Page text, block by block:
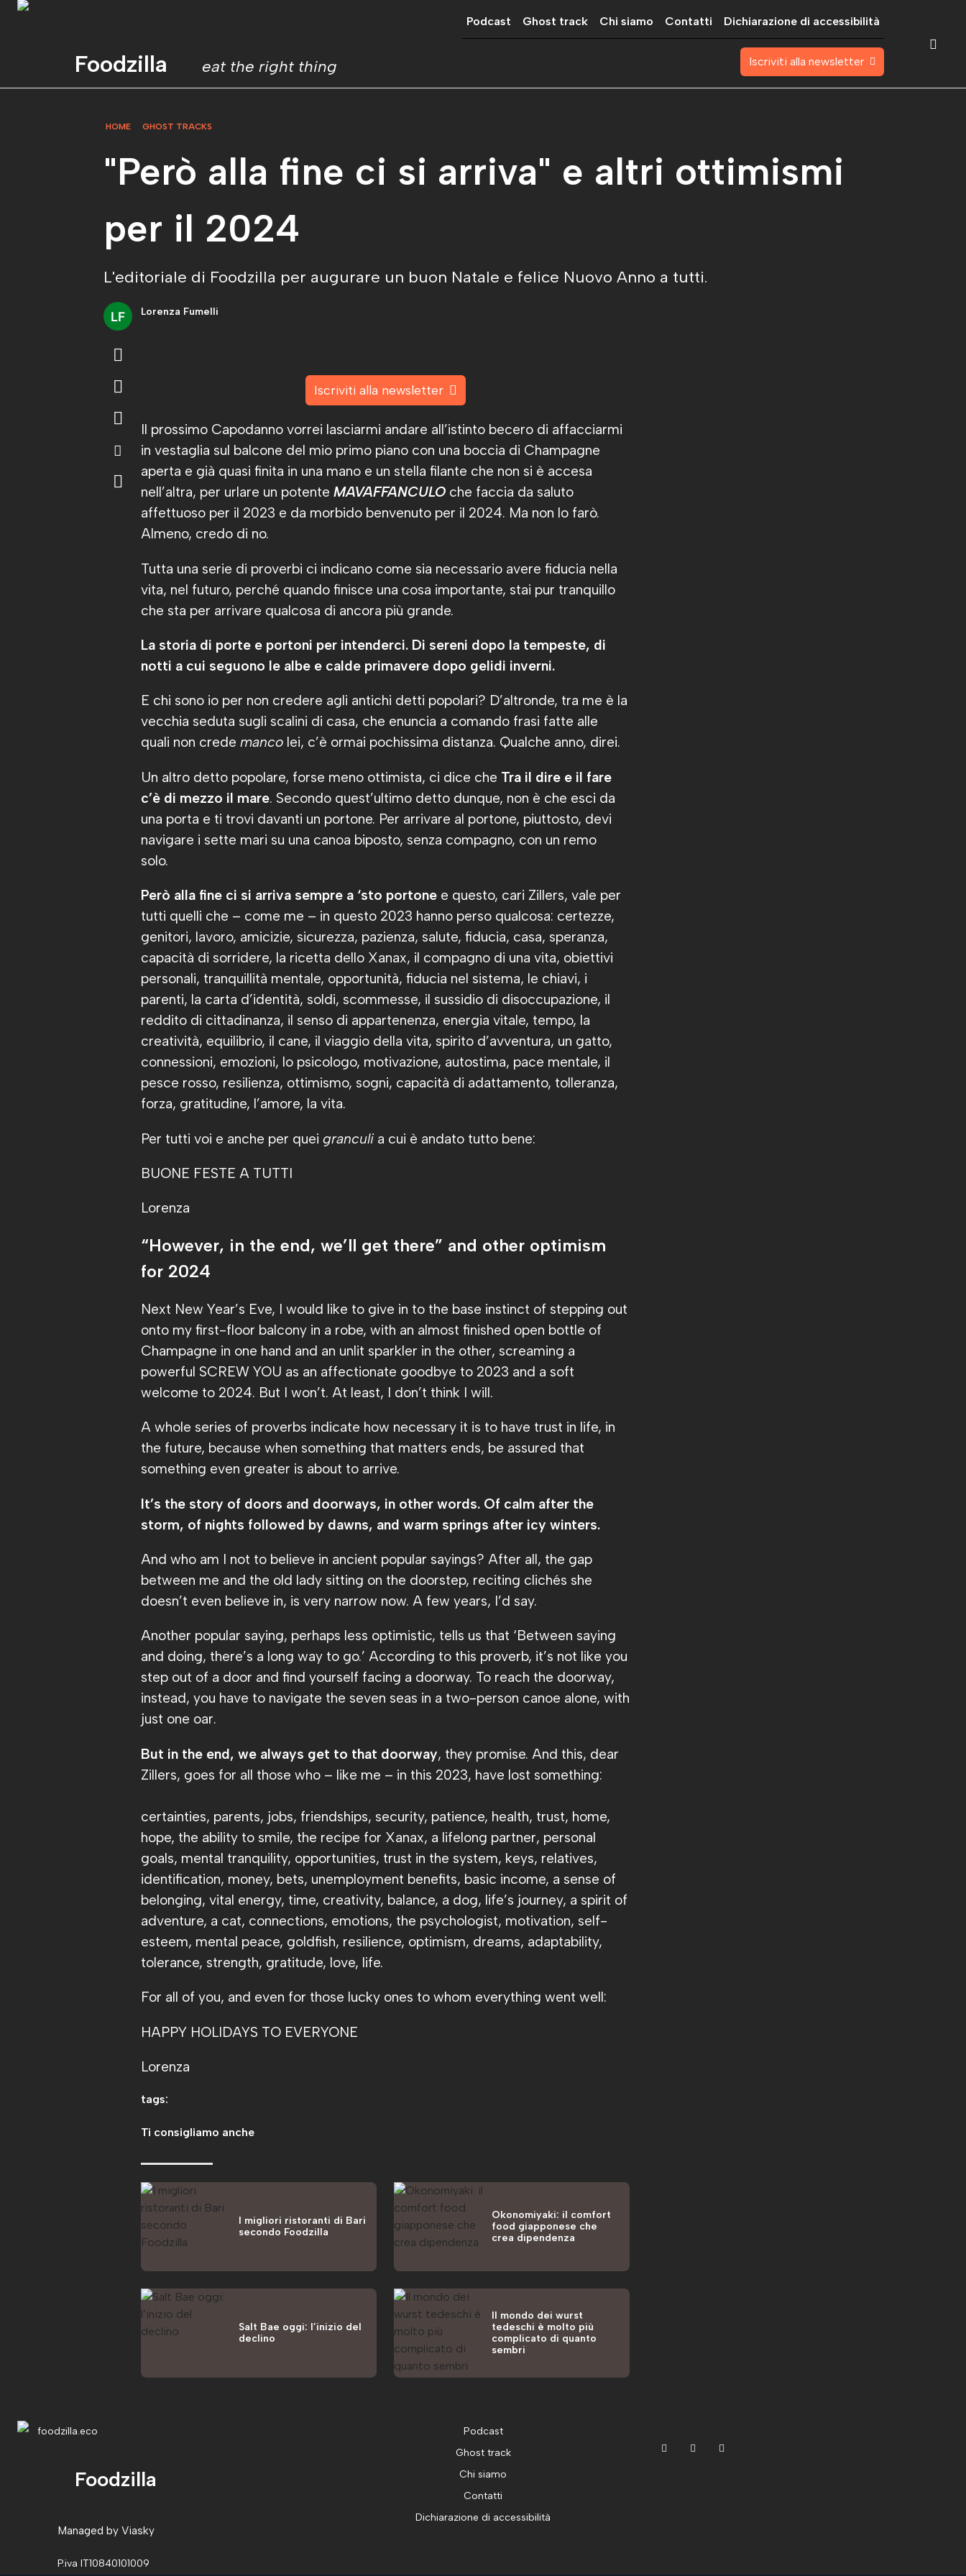
Foodzilla eat the right thing
Podcast Ghost track Chi siamo Contatti Dichiarazione di accessibilità
Iscriviti alla newsletter
HOME GHOST TRACKS
"Però alla fine ci si arriva" e altri ottimismi
per il 2024
L'editoriale di Foodzilla per augurare un buon Natale e felice Nuovo Anno a tutti.
Lorenza Fumelli
Iscriviti alla newsletter
Il prossimo Capodanno vorrei lasciarmi andare all’istinto becero di affacciarmi
in vestaglia sul balcone del mio primo piano con una boccia di Champagne
aperta e già quasi finita in una mano e un stella filante che non si è accesa
nell’altra, per urlare un potente MAVAFFANCULO che faccia da saluto
affettuoso per il 2023 e da morbido benvenuto per il 2024. Ma non lo farò.
Almeno, credo di no.
Tutta una serie di proverbi ci indicano come sia necessario avere fiducia nella
vita, nel futuro, perché quando finisce una cosa importante, stai pur tranquillo
che sta per arrivare qualcosa di ancora più grande.
La storia di porte e portoni per intenderci. Di sereni dopo la tempeste, di
notti a cui seguono le albe e calde primavere dopo gelidi inverni.
E chi sono io per non credere agli antichi detti popolari? D’altronde, tra me è la
vecchia seduta sugli scalini di casa, che enuncia a comando frasi fatte alle
quali non crede manco lei, c’è ormai pochissima distanza. Qualche anno, direi.
Un altro detto popolare, forse meno ottimista, ci dice che Tra il dire e il fare
c’è di mezzo il mare. Secondo quest’ultimo detto dunque, non è che esci da
una porta e ti trovi davanti un portone. Per arrivare al portone, piuttosto, devi
navigare i sette mari su una canoa biposto, senza compagno, con un remo
solo.
Però alla fine ci si arriva sempre a ‘sto portone e questo, cari Zillers, vale per
tutti quelli che – come me – in questo 2023 hanno perso qualcosa: certezze,
genitori, lavoro, amicizie, sicurezza, pazienza, salute, fiducia, casa, speranza,
capacità di sorridere, la ricetta dello Xanax, il compagno di una vita, obiettivi
personali, tranquillità mentale, opportunità, fiducia nel sistema, le chiavi, i
parenti, la carta d’identità, soldi, scommesse, il sussidio di disoccupazione, il
reddito di cittadinanza, il senso di appartenenza, energia vitale, tempo, la
creatività, equilibrio, il cane, il viaggio della vita, spirito d’avventura, un gatto,
connessioni, emozioni, lo psicologo, motivazione, autostima, pace mentale, il
pesce rosso, resilienza, ottimismo, sogni, capacità di adattamento, tolleranza,
forza, gratitudine, l’amore, la vita.
Per tutti voi e anche per quei granculi a cui è andato tutto bene:
BUONE FESTE A TUTTI
Lorenza
“However, in the end, we’ll get there” and other optimism
for 2024
Next New Year’s Eve, I would like to give in to the base instinct of stepping out
onto my first-floor balcony in a robe, with an almost finished open bottle of
Champagne in one hand and an unlit sparkler in the other, screaming a
powerful SCREW YOU as an affectionate goodbye to 2023 and a soft
welcome to 2024. But I won’t. At least, I don’t think I will.
A whole series of proverbs indicate how necessary it is to have trust in life, in
the future, because when something that matters ends, be assured that
something even greater is about to arrive.
It’s the story of doors and doorways, in other words. Of calm after the
storm, of nights followed by dawns, and warm springs after icy winters.
And who am I not to believe in ancient popular sayings? After all, the gap
between me and the old lady sitting on the doorstep, reciting clichés she
doesn’t even believe in, is very narrow now. A few years, I’d say.
Another popular saying, perhaps less optimistic, tells us that ‘Between saying
and doing, there’s a long way to go.’ According to this proverb, it’s not like you
step out of a door and find yourself facing a doorway. To reach the doorway,
instead, you have to navigate the seven seas in a two-person canoe alone, with
just one oar.
But in the end, we always get to that doorway, they promise. And this, dear
Zillers, goes for all those who – like me – in this 2023, have lost something:
certainties, parents, jobs, friendships, security, patience, health, trust, home,
hope, the ability to smile, the recipe for Xanax, a lifelong partner, personal
goals, mental tranquility, opportunities, trust in the system, keys, relatives,
identification, money, bets, unemployment benefits, basic income, a sense of
belonging, vital energy, time, creativity, balance, a dog, life’s journey, a spirit of
adventure, a cat, connections, emotions, the psychologist, motivation, self-
esteem, mental peace, goldfish, resilience, optimism, dreams, adaptability,
tolerance, strength, gratitude, love, life.
For all of you, and even for those lucky ones to whom everything went well:
HAPPY HOLIDAYS TO EVERYONE
Lorenza
tags:
Ti consigliamo anche
I migliori ristoranti di Bari
secondo Foodzilla
Okonomiyaki: il comfort
food giapponese che
crea dipendenza
Salt Bae oggi: l’inizio del
declino
Il mondo dei wurst
tedeschi è molto più
complicato di quanto
sembri
Foodzilla
Managed by Viasky
P.iva IT10840101009
Podcast
Ghost track
Chi siamo
Contatti
Dichiarazione di accessibilità